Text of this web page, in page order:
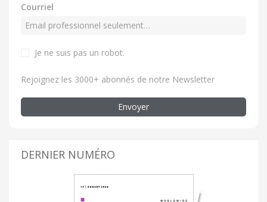
Courriel
Je ne suis pas un robot.
Rejoignez les 3000+ abonnés de notre Newsletter
Envoyer
DERNIER NUMÉRO